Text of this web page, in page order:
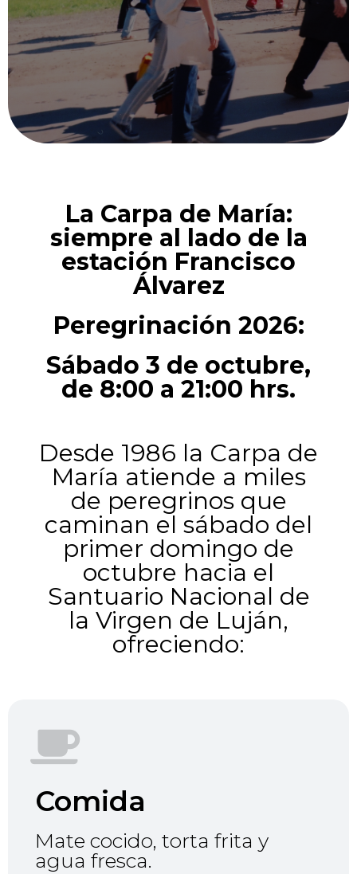
La Carpa de María:
siempre al lado de la
estación Francisco
Álvarez
Peregrinación 2026:
Sábado 3 de octubre,
de 8:00 a 21:00 hrs.
Desde 1986 la Carpa de
María atiende a miles
de peregrinos que
caminan el sábado del
primer domingo de
octubre hacia el
Santuario Nacional de
la Virgen de Luján,
ofreciendo:
Comida
Mate cocido, torta frita y
agua fresca.